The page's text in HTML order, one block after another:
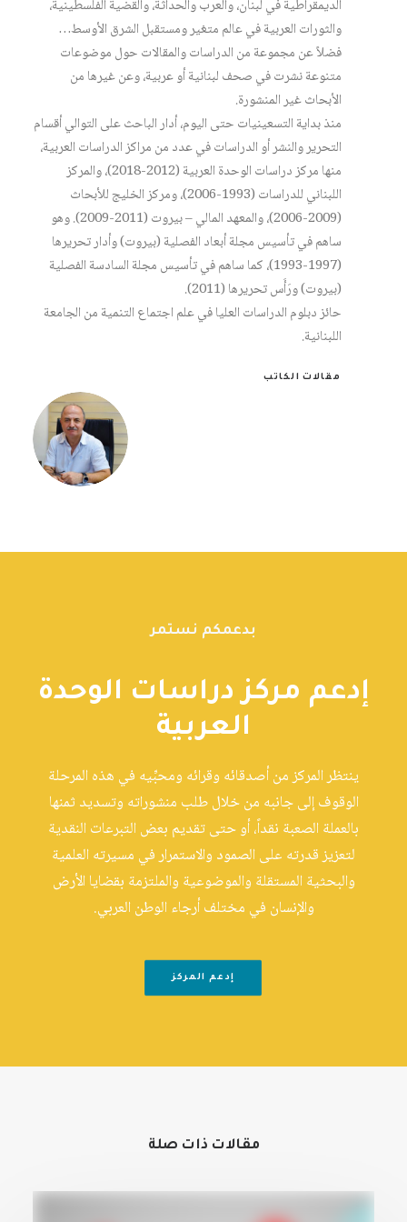
الديمقراطية في لبنان، والعرب والحداثة، والقضية الفلسطينية،
والثورات العربية في عالم متغير ومستقبل الشرق الأوسط…
فضلاً عن مجموعة من الدراسات والمقالات حول موضوعات
متنوعة نشرت في صحف لبنانية أو عربية، وعن غيرها من
الأبحاث غير المنشورة.
منذ بداية التسعينيات حتى اليوم، أدار الباحث على التوالي أقسام
التحرير والنشر أو الدراسات في عدد من مراكز الدراسات العربية،
منها مركز دراسات الوحدة العربية (2012-2018)، والمركز
اللبناني للدراسات (1993-2006)، ومركز الخليج للأبحاث
(2009-2006)، والمعهد المالي – بيروت (2011-2009). وهو
ساهم في تأسيس مجلة أبعاد الفصلية (بيروت) وأدار تحريرها
(1997-1993)، كما ساهم في تأسيس مجلة السادسة الفصلية
(بيروت) ورَأَس تحريرها (2011).
حائز دبلوم الدراسات العليا في علم اجتماع التنمية من الجامعة
اللبنانية.
مقالات الكاتب
بدعمكم نستمر
إدعم مركز دراسات الوحدة
العربية
ينتظر المركز من أصدقائه وقرائه ومحبِّيه في هذه المرحلة
الوقوف إلى جانبه من خلال طلب منشوراته وتسديد ثمنها
بالعملة الصعبة نقداً، أو حتى تقديم بعض التبرعات النقدية
لتعزيز قدرته على الصمود والاستمرار في مسيرته العلمية
والبحثية المستقلة والموضوعية والملتزمة بقضايا الأرض
والإنسان في مختلف أرجاء الوطن العربي.
إدعم المركز
مقالات ذات صلة